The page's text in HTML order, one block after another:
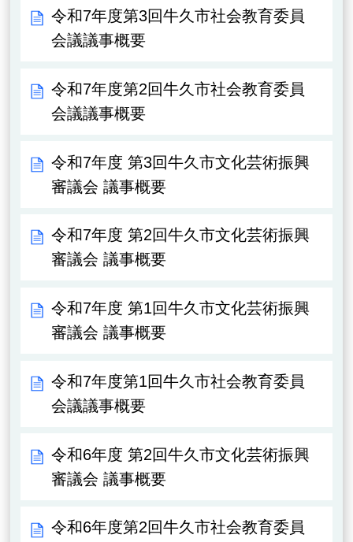
令和7年度第3回牛久市社会教育委員
会議議事概要
令和7年度第2回牛久市社会教育委員
会議議事概要
令和7年度 第3回牛久市文化芸術振興
審議会 議事概要
令和7年度 第2回牛久市文化芸術振興
審議会 議事概要
令和7年度 第1回牛久市文化芸術振興
審議会 議事概要
令和7年度第1回牛久市社会教育委員
会議議事概要
令和6年度 第2回牛久市文化芸術振興
審議会 議事概要
令和6年度第2回牛久市社会教育委員